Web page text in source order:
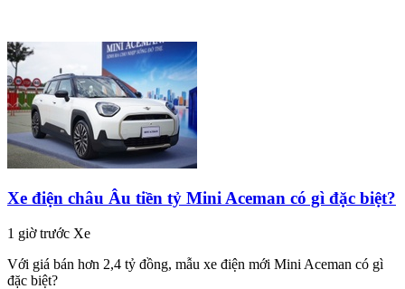
Xe điện châu Âu tiền tỷ Mini Aceman có gì đặc biệt?
1 giờ trước Xe
Với giá bán hơn 2,4 tỷ đồng, mẫu xe điện mới Mini Aceman có gì
đặc biệt?